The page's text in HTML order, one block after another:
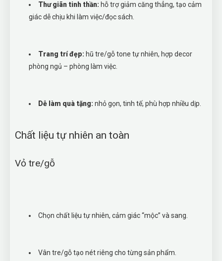
Thư giãn tinh thần: hỗ trợ giảm căng thẳng, tạo cảm
giác dễ chịu khi làm việc/đọc sách.
Trang trí đẹp: hũ tre/gỗ tone tự nhiên, hợp decor
phòng ngủ – phòng làm việc.
Dễ làm quà tặng: nhỏ gọn, tinh tế, phù hợp nhiều dịp.
Chất liệu tự nhiên an toàn
Vỏ tre/gỗ
Chọn chất liệu tự nhiên, cảm giác “mộc” và sang.
Vân tre/gỗ tạo nét riêng cho từng sản phẩm.